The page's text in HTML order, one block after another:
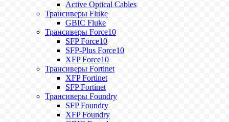
Active Optical Cables
Трансиверы Fluke
GBIC Fluke
Трансиверы Force10
SFP Force10
SFP-Plus Force10
XFP Force10
Трансиверы Fortinet
XFP Fortinet
SFP Fortinet
Трансиверы Foundry
SFP Foundry
XFP Foundry